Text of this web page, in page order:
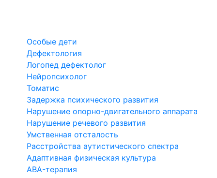
Особые дети
Дефектология
Логопед дефектолог
Нейропсихолог
Томатис
Задержка психического развития
Нарушение опорно-двигательного аппарата
Нарушение речевого развития
Умственная отсталость
Расстройства аутистического спектра
Адаптивная физическая культура
ABA-терапия